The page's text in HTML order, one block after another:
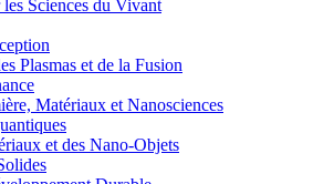
Sciences du Vivant
Plasmas et de la Fusion
Matériaux et Nanosciences
et des Nano-Objets